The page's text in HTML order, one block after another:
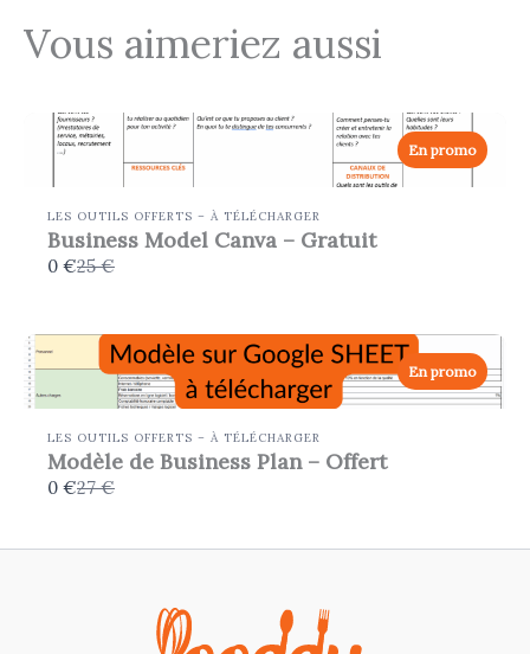
Vous aimeriez aussi
En promo
LES OUTILS OFFERTS – À TÉLÉCHARGER
Business Model Canva – Gratuit
0 €Comparer
25 €
En promo
LES OUTILS OFFERTS – À TÉLÉCHARGER
Modèle de Business Plan – Offert
0 €Comparer
27 €